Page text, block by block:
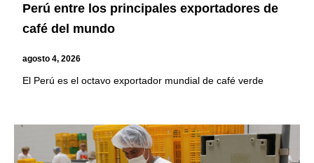
Perú entre los principales exportadores de
café del mundo
agosto 4, 2026
El Perú es el octavo exportador mundial de café verde